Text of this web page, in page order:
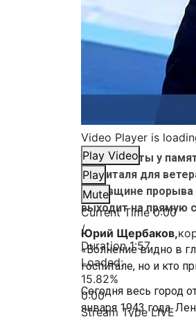
Video Player is
Play Video
Play
Mute
Current Time0:00
/
Duration1:57
Loaded:
15.82%
0:00
Stream TypeLIVE
В эти минуты у
госпиталя для
годовщине
выходит на прямую
Юрий Щербаков,
«Волнение видно в
госпитале, но и кто
Сегодня весь город
января 1943 года.